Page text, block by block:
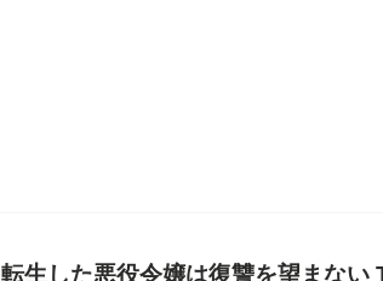
転生した悪役令嬢は復讐を望まない